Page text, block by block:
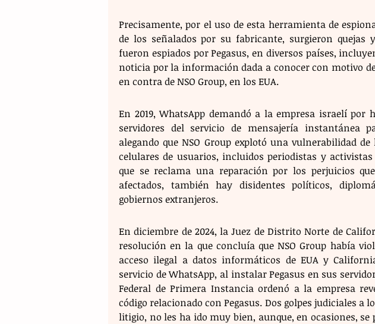
Precisamente, por el uso de esta herramienta de
de los señalados por su fabricante, surgieron quejas
fueron espiados por Pegasus, en diversos países,
noticia por la información dada a conocer con motivo
en contra de NSO Group, en los EUA.
En 2019, WhatsApp demandó a la empresa israelí por
servidores del servicio de mensajería instantánea
alegando que NSO Group explotó una vulnerabilidad
celulares de usuarios, incluidos periodistas y
que se reclama una reparación por los perjuicios
afectados, también hay disidentes políticos,
gobiernos extranjeros.
En diciembre de 2024, la Juez de Distrito Norte de
resolución en la que concluía que NSO Group había
acceso ilegal a datos informáticos de EUA y
servicio de WhatsApp, al instalar Pegasus en sus
Federal de Primera Instancia ordenó a la empresa
código relacionado con Pegasus. Dos golpes judiciales a
litigio, no les ha ido muy bien, aunque, en ocasiones,